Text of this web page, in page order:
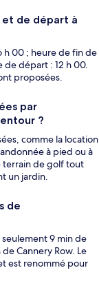
et de départ à
h 00 ; heure de fin de
départ : 12 h 00.
proposées.
par
?
comme la location
à pied ou à
terrain de golf tout
un jardin.
de
9 min de
Cannery Row. Le
est renommé pour